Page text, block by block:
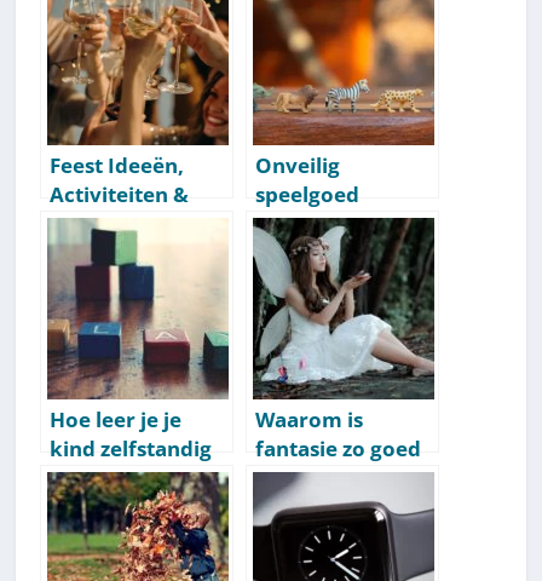
[Praktische
Opvoedtips &
Leuk]
Feest Ideeën,
Activiteiten &
Partyspellen
[Lijst Met
Inspiratie]
Onveilig
speelgoed
herkennen: 10
punten om op te
letten
Hoe leer je je
kind zelfstandig
spelen? 8
bewezen tips
Waarom is
fantasie zo goed
voor de
ontwikkeling van
kinderen? En hoe
stimuleer je het?